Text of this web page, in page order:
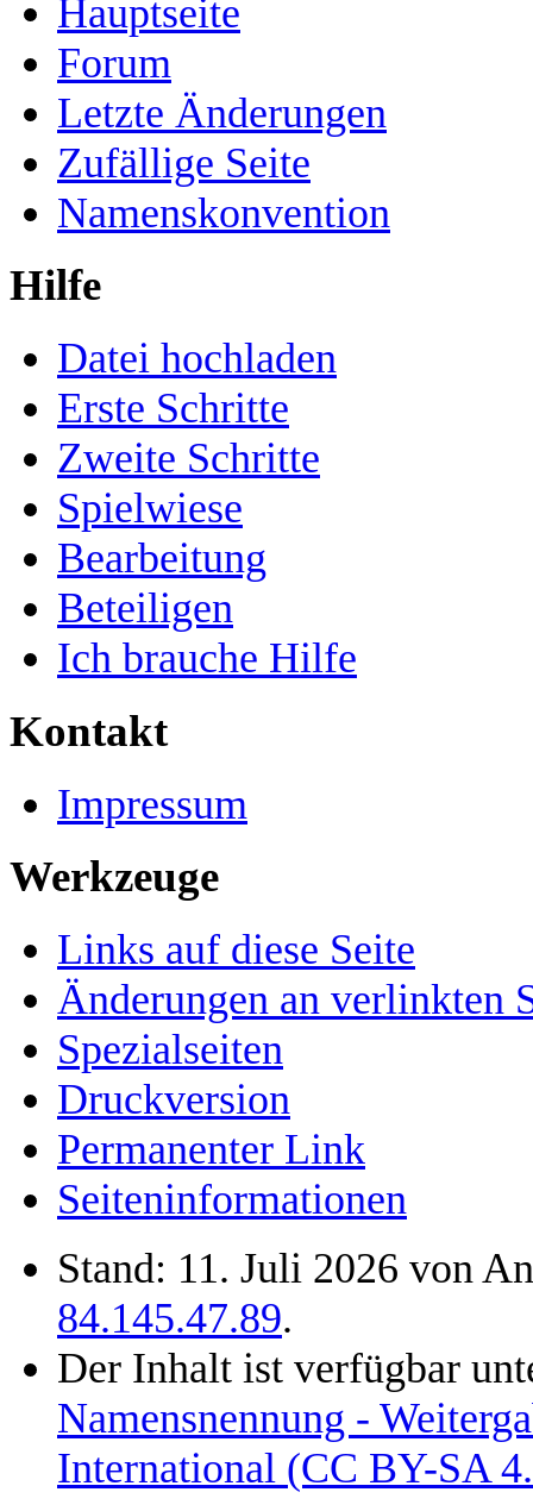
Hauptseite
Forum
Letzte Änderungen
Zufällige Seite
Namenskonvention
Hilfe
Datei hochladen
Erste Schritte
Zweite Schritte
Spielwiese
Bearbeitung
Beteiligen
Ich brauche Hilfe
Kontakt
Impressum
Werkzeuge
Links auf diese Seite
Änderungen an verlinkten
Spezialseiten
Druckversion
Permanenter Link
Seiten­informationen
Stand: 11. Juli 2026 von
84.145.47.89.
Der Inhalt ist verfügbar
Namensnennung -
International (CC BY-SA